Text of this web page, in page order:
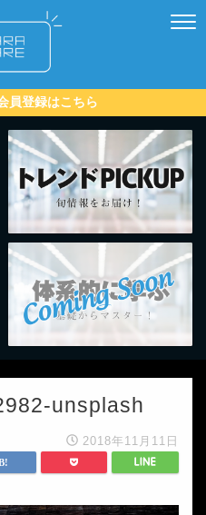
員登録はこちら
unsplash
2018年11月11日